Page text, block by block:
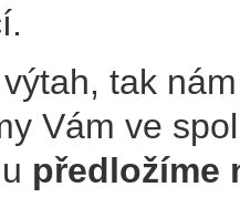
tak
Vám ve
předložíme